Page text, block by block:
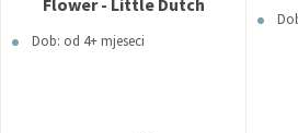
Flower - Little Dutch
Dob: od 4+ mjeseci